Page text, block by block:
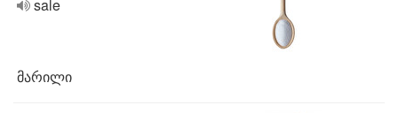
sale
მარილი